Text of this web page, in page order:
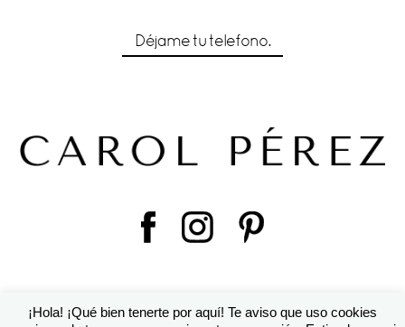
Déjame tu telefono.
© 2016 Cárol Pérez | Diseño deSusana
¡Hola! ¡Qué bien tenerte por aquí! Te aviso que uso cookies